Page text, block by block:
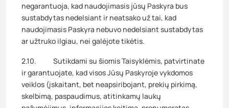
negarantuoja, kad naudojimasis jūsų Paskyra bus
sustabdytas nedelsiant ir neatsako už tai, kad
naudojimasis Paskyra nebuvo nedelsiant sustabdytas
ar užtruko ilgiau, nei galėjote tikėtis.
2.10. Sutikdami su šiomis Taisyklėmis, patvirtinate
ir garantuojate, kad visos Jūsų Paskyroje vykdomos
veiklos (įskaitant, bet neapsiribojant, prekių pirkimą,
skelbimą, paspaudimus, atitinkamų laukų